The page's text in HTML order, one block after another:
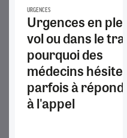
URGENCES
Urgences en
vol ou dans le
pourquoi des
médecins
parfois à
à l'appel